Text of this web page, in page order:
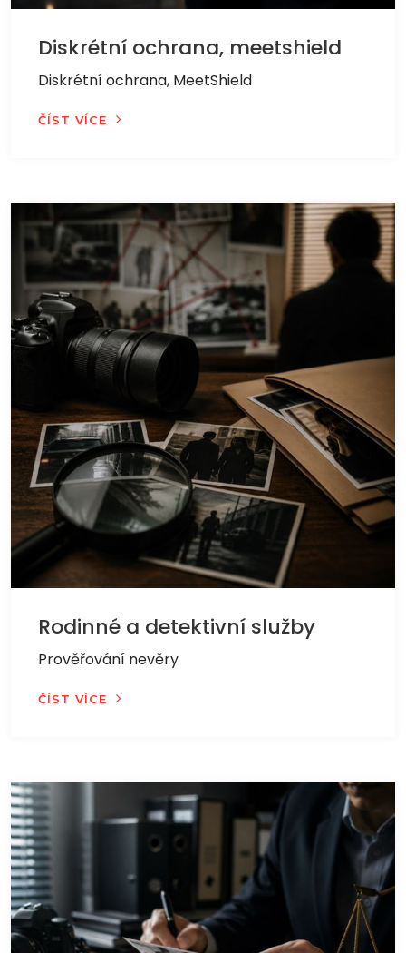
Diskrétní ochrana, meetshield
Diskrétní ochrana, MeetShield
ČÍST VÍCE
Rodinné a detektivní služby
Prověřování nevěry
ČÍST VÍCE